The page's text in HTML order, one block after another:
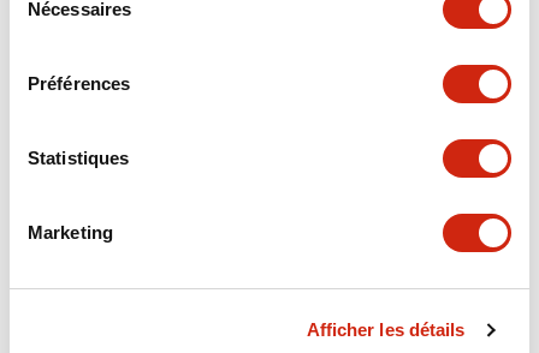
Nécessaires
Préférences
Statistiques
Marketing
Afficher les détails
Mounting and Installation Specifications